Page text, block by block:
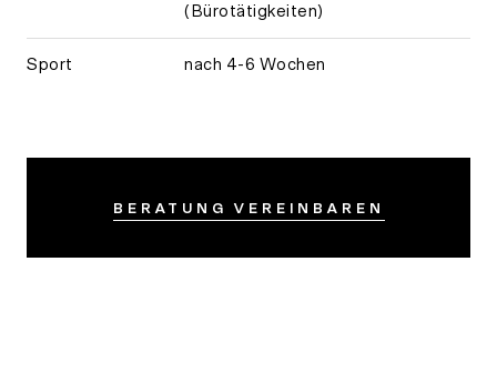
(Bürotätigkeiten)
Sport nach 4-6 Wochen
BERATUNG VEREINBAREN